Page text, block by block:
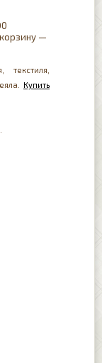
—
текстиля,
Купить